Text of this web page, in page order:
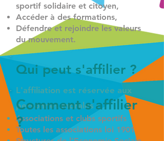
sportif solidaire et citoyen,
Accéder à des formations,
Défendre et rejoindre les valeurs
du mouvement.
Qui peut s'affilier ?
L'affiliation est réservée aux
personnes morales :
Associations et clubs sportifs
Toutes les associations loi 1901
Comment s'affilier
?